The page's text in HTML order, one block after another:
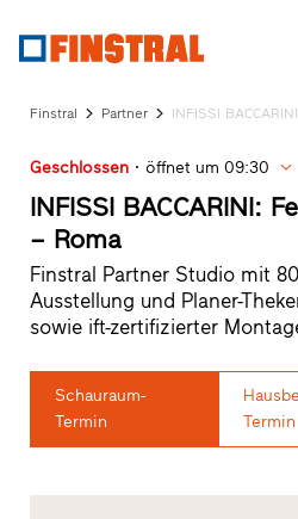
Glaswände
Service
Partner-
Programm
Händlersuche
Schnelleinstiege
Finstral Partner INFISSI
Geschlossen öffnet um 09:30
INFISSI BACCARINI:
– Roma
Finstral Partner Studio mit
Ausstellung und Planer-
sowie ift-zertifizierter
Schauraum-
Termin
Termin